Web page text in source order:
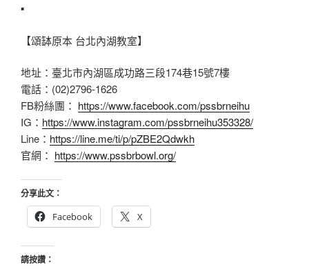
▪
【頌缽原本 台北內湖教室】
地址：臺北市內湖區成功路三段174巷15號7樓
電話：(02)2796-1626
FB粉絲團： https://www.facebook.com/pssbrneihu
IG： https://www.instagram.com/pssbrneihu353328/
Line： https://line.me/ti/p/pZBE2Qdwkh
官網： https://www.pssbrbowl.org/
分享此文：
Facebook
X
請按讚：